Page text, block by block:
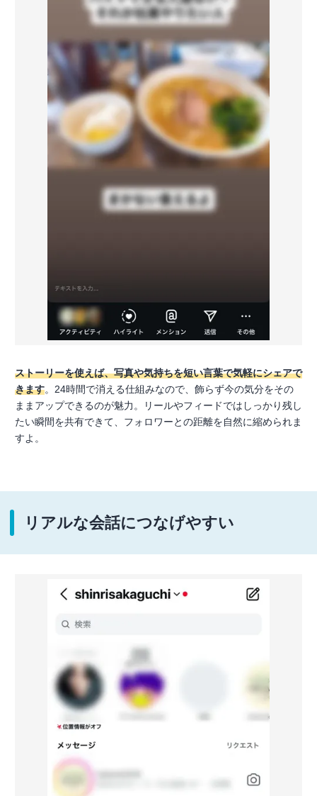
ストーリーを使えば、写真や気持ちを短い言葉で気軽にシェアで
きます。24時間で消える仕組みなので、飾らず今の気分をその
ままアップできるのが魅力。リールやフィードではしっかり残し
たい瞬間を共有できて、フォロワーとの距離を自然に縮められま
すよ。
リアルな会話につなげやすい